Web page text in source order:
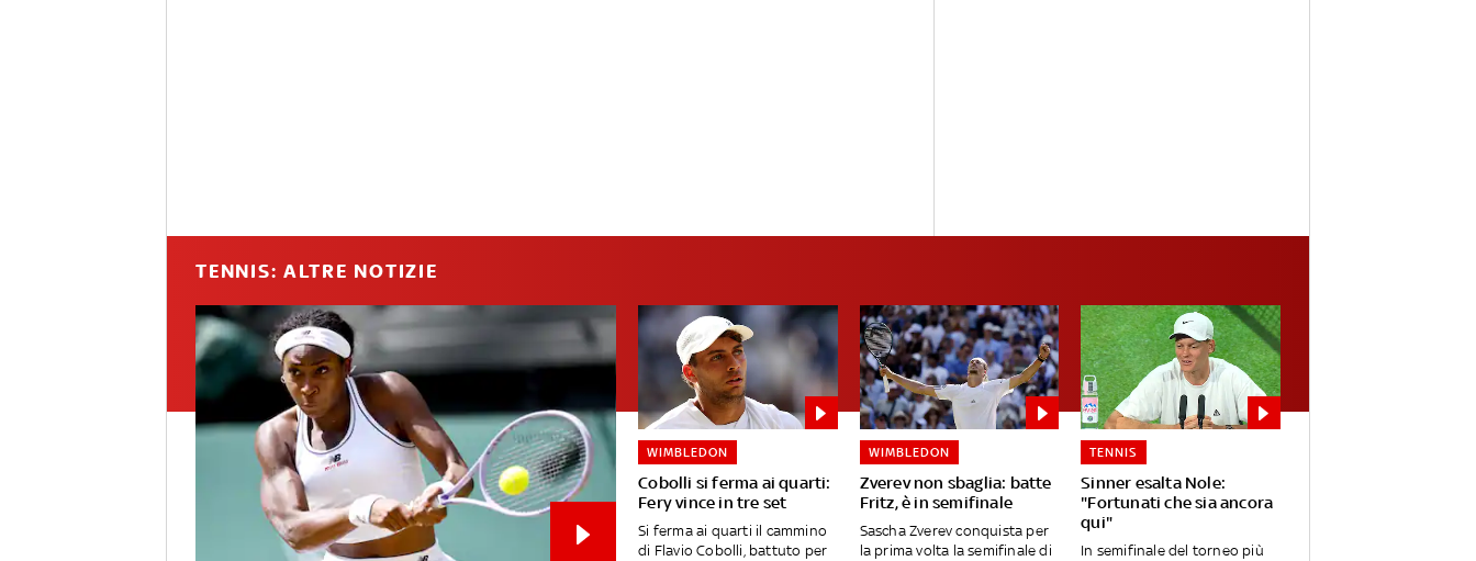
TENNIS: ALTRE NOTIZIE
Cobolli si ferma ai quarti:
Fery vince in tre set
WIMBLEDON
Si ferma ai quarti il cammino
di Flavio Cobolli, battuto per
Zverev non sbaglia: batte
Fritz, è in semifinale
WIMBLEDON
Sascha Zverev conquista per
la prima volta la semifinale di
Sinner esalta Nole:
"Fortunati che sia ancora
qui"
TENNIS
In semifinale del torneo più